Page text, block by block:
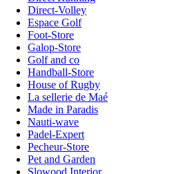
Direct-Volley
Espace Golf
Foot-Store
Galop-Store
Golf and co
Handball-Store
House of Rugby
La sellerie de Maé
Made in Paradis
Nauti-wave
Padel-Expert
Pecheur-Store
Pet and Garden